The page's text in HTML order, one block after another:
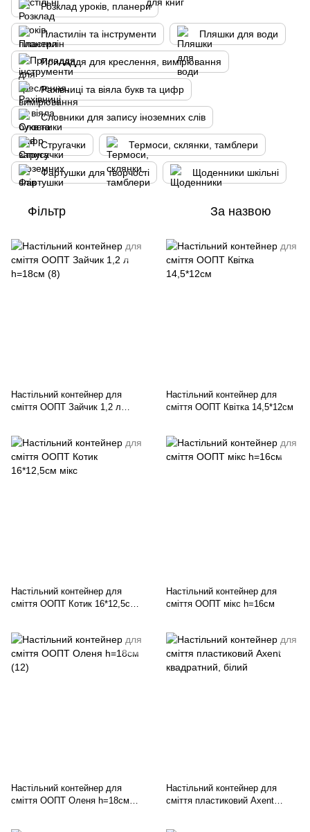
Розклад уроків, планери
Пластилін та інструменти Пляшки для води
Приладдя для креслення, вимірювання
Рахівниці та віяла букв та цифр
Словники для запису іноземних слів
Стругачки Термоси, склянки, тамблери
Фартушки для творчості Щоденники шкільні
Фільтр За назвою
Настільний контейнер для
сміття ООПТ Зайчик 1,2 л
Настільний контейнер для
сміття ООПТ Квітка 14,5*12см
Настільний контейнер для
сміття ООПТ Котик 16*12,5см
Настільний контейнер для
сміття ООПТ мікс h=16см
Настільний контейнер для
сміття ООПТ Оленя h=18см
Настільний контейнер для
сміття пластиковий Axent